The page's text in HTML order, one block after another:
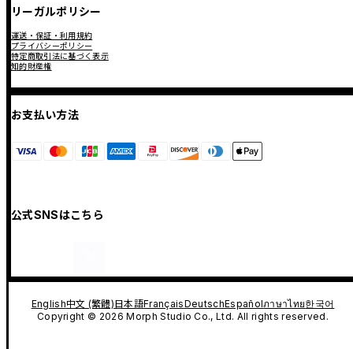
リーガルポリシー
運送・保証・利用規約
プライバシーポリシー
特定商取引法に基づく表示
知的財産権
お支払い方法
公式SNSはこちら
English中文 (繁體)日本語FrançaisDeutschEspañolภาษาไทย한국어
Copyright © 2026 Morph Studio Co., Ltd. All rights reserved.